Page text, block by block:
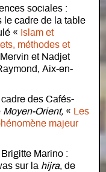
sociales :
le cadre de la table
« Islam et
méthodes et
et Nadjet
Aix-en-
des Cafés-
Moyen-Orient, «
Les
majeur
Marino :
sur la hijra, de